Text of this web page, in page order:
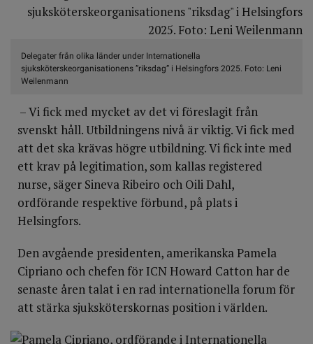
Delegater från olika länder under Internationella
sjuksköterskeorganisationens ”riksdag” i Helsingfors 2025. Foto: Leni
Weilenmann
– Vi fick med mycket av det vi föreslagit från
svenskt håll. Utbildningens nivå är viktig. Vi fick med
att det ska krävas högre utbildning. Vi fick inte med
ett krav på legitimation, som kallas registered
nurse, säger Sineva Ribeiro och Oili Dahl,
ordförande respektive förbund, på plats i
Helsingfors.
Den avgående presidenten, amerikanska Pamela
Cipriano och chefen för ICN Howard Catton har de
senaste åren talat i en rad internationella forum för
att stärka sjuksköterskornas position i världen.